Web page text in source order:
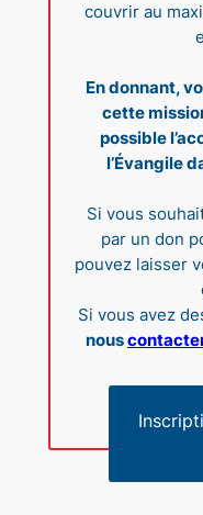
couvrir au
En donnant,
cette
possible
l’Évangile
Si vous
par un don
pouvez laisser
Si vous avez
nous